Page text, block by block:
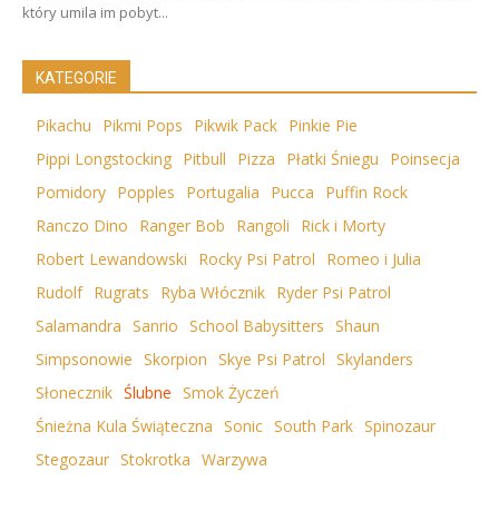
który umila im pobyt...
KATEGORIE
Pikachu Pikmi Pops Pikwik Pack Pinkie Pie
Pippi Longstocking Pitbull Pizza Płatki Śniegu
Poinsecja
Pomidory Popples Portugalia Pucca
Puffin Rock
Ranczo Dino
Ranger Bob Rangoli
Rick i Morty
Robert Lewandowski
Rocky Psi Patrol
Romeo i Julia
Rudolf Rugrats Ryba Włócznik Ryder Psi Patrol
Salamandra Sanrio School Babysitters Shaun
Simpsonowie Skorpion Skye Psi Patrol Skylanders
Słonecznik Ślubne Smok Życzeń
Śnieżna Kula Świąteczna Sonic South Park Spinozaur
Stegozaur Stokrotka Warzywa